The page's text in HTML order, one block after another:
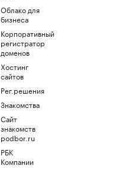
Облако для
бизнеса
Корпоративный
регистратор
доменов
Хостинг
сайтов
Рег.решения
Знакомства
Сайт
знакомств
podbor.ru
РБК
Компании